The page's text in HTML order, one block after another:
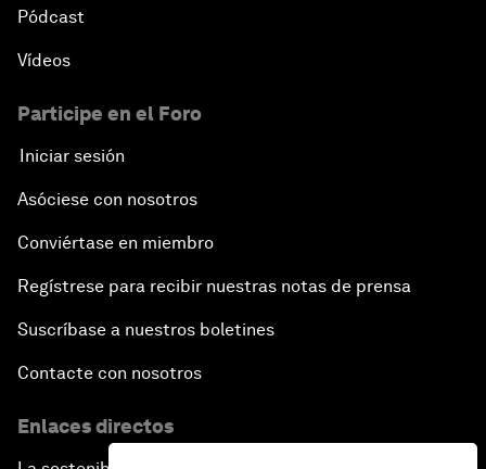
Pódcast
Vídeos
Participe en el Foro
Iniciar sesión
Asóciese con nosotros
Conviértase en miembro
Regístrese para recibir nuestras notas de prensa
Suscríbase a nuestros boletines
Contacte con nosotros
Enlaces directos